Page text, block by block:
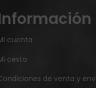
cuenta
cesta
de venta y